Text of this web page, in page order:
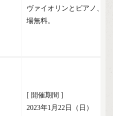
ヴァイオリンとピアノ、
場無料。
[ 開催期間 ]
2023年1月22日（日）